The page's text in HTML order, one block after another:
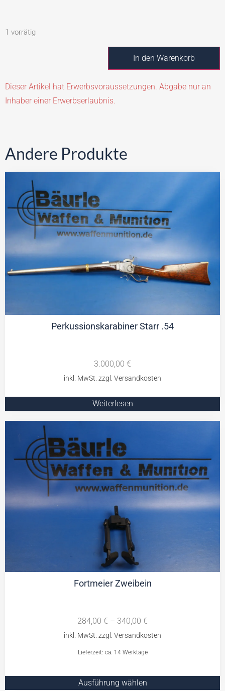
1 vorrätig
In den Warenkorb
Dieser Artikel hat Erwerbsvoraussetzungen. Abgabe nur an
Inhaber einer Erwerbserlaubnis.
Andere Produkte
Perkussionskarabiner Starr .54
3.000,00 €
Weiterlesen
Fortmeier Zweibein
284,00 € – 340,00 €
Lieferzeit: ca. 14 Werktage
Ausführung wählen